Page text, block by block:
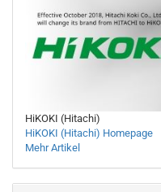
HiKOKI (Hitachi)
HiKOKI (Hitachi) Homepage
Mehr Artikel